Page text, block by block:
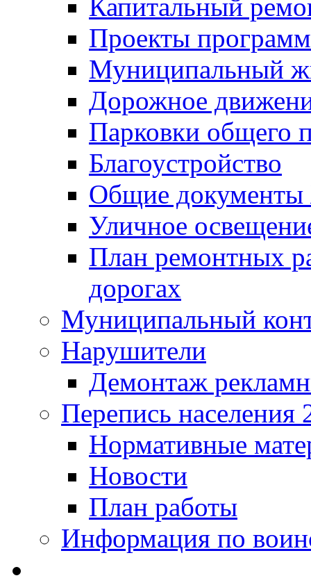
Капитальный
Проекты программ
Муниципальный
Дорожное
Парковки общего
Благоустройство
Общие
Уличное
План ремонтных
дорогах
Муниципальный
Нарушители
Демонтаж
Перепись населения
Нормативные
Новости
План работы
Информация по